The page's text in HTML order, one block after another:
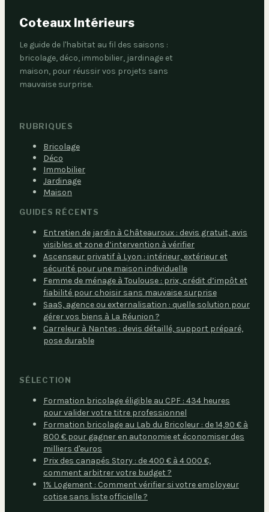
Coteaux Intérieurs
Le guide de l'habitat au fil des saisons :
bricolage, déco, immobilier, jardinage et
maison, pour réussir vos projets sans
mauvaise surprise.
RUBRIQUES
Bricolage
Déco
Immobilier
Jardinage
Maison
GUIDES RÉCENTS
Entretien de jardin à Châteauroux : devis gratuit, avis
visibles et zone d’intervention à vérifier
Ascenseur privatif à Lyon : intérieur, extérieur et
sécurité pour une maison individuelle
Femme de ménage à Toulouse : prix, crédit d’impôt et
fiabilité pour choisir sans mauvaise surprise
SaaS, agence ou externalisation : quelle solution pour
gérer vos biens à La Réunion ?
Carreleur à Nantes : devis détaillé, support préparé,
pose durable
SÉLECTION
Formation bricolage éligible au CPF : 434 heures
pour valider votre titre professionnel
Formation bricolage au Lab du Bricoleur : de 14,90 € à
800 € pour gagner en autonomie et économiser des
milliers d'euros
Prix des canapés Story : de 400 € à 4 000 €,
comment arbitrer votre budget ?
1% Logement : Comment vérifier si votre employeur
cotise sans liste officielle ?